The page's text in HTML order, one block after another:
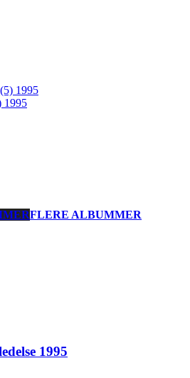
1995
1995
FLERE ALBUMMER
1995